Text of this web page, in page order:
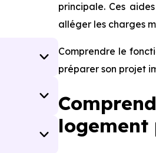
principale. Ces
alléger les charges
Comprendre le
préparer son projet
logement